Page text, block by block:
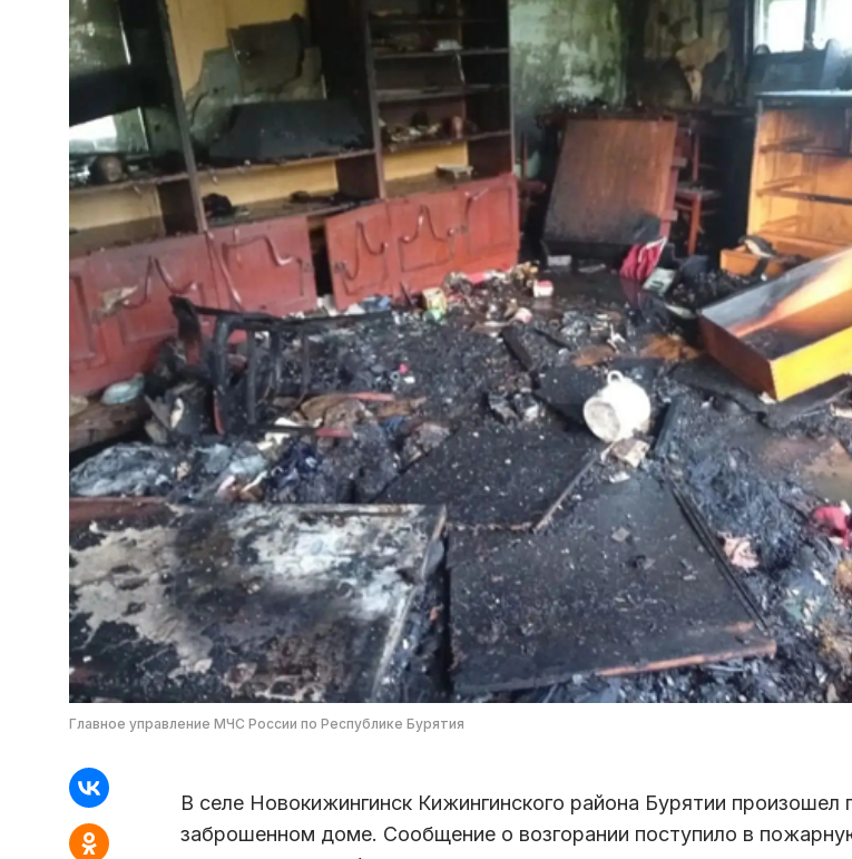
Главное управление МЧС России по Республике Бурятия
В селе Новокижингинск Кижингинского района Бурятии произошел
заброшенном доме. Сообщение о возгорании поступило в